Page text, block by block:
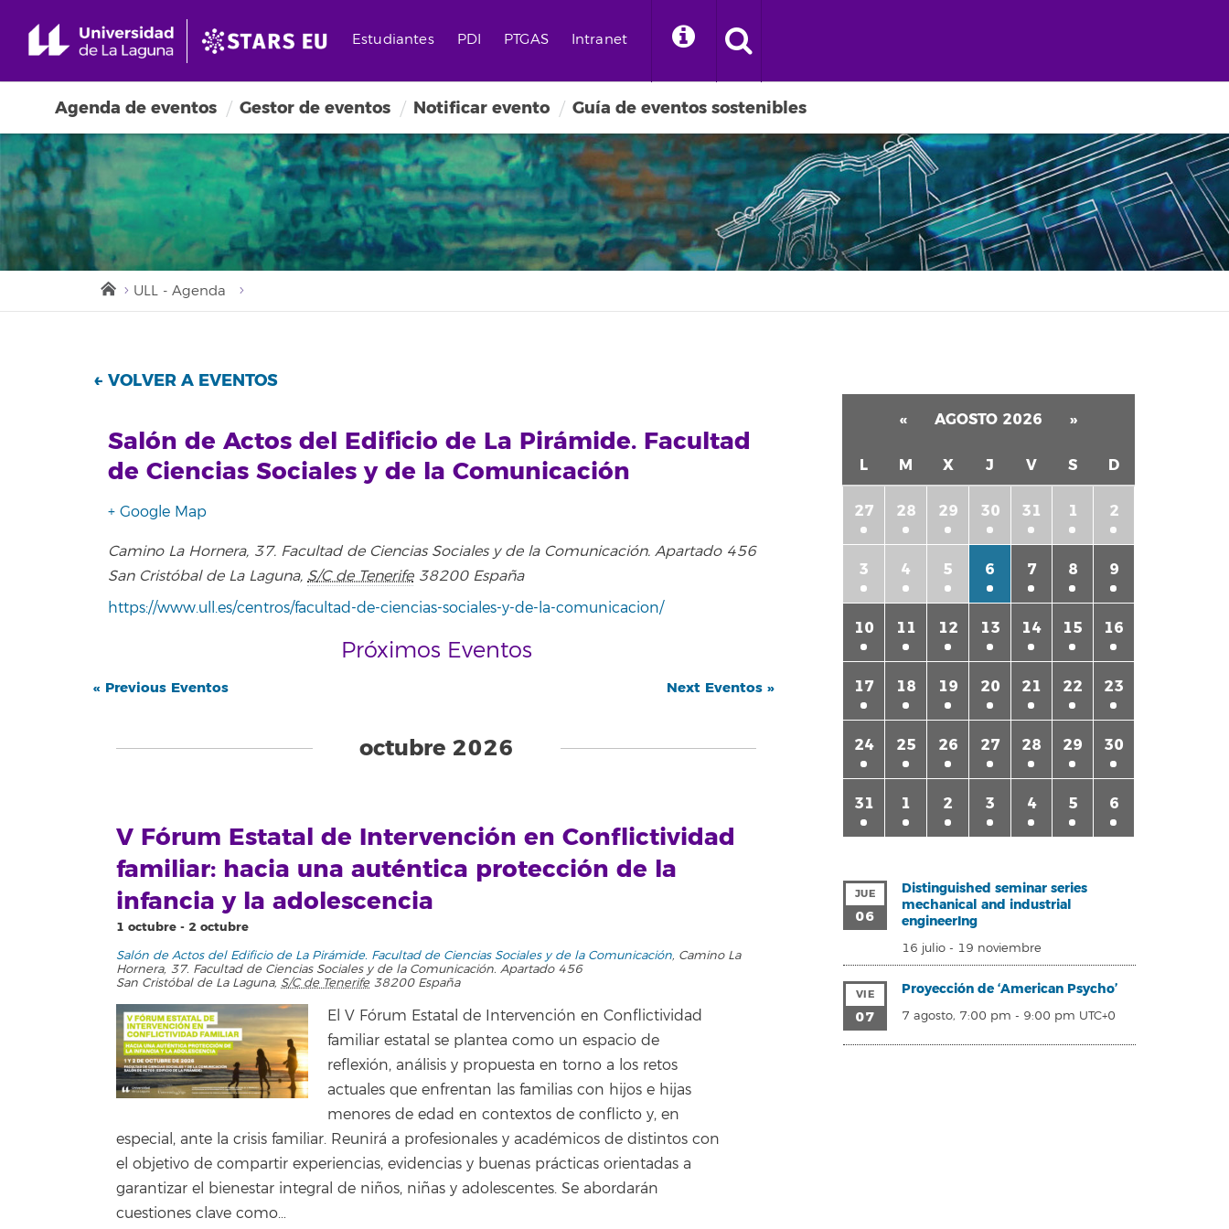
Estudiantes PDI PTGAS Intranet
Agenda de eventos Gestor de eventos Notificar evento Guía de eventos sostenibles
ULL - Agenda
← VOLVER A EVENTOS
Salón de Actos del Edificio de La Pirámide. Facultad
de Ciencias Sociales y de la Comunicación
+ Google Map
Camino La Hornera, 37. Facultad de Ciencias Sociales y de la Comunicación. Apartado 456
San Cristóbal de La Laguna, S/C de Tenerife 38200 España
https://www.ull.es/centros/facultad-de-ciencias-sociales-y-de-la-comunicacion/
Próximos Eventos
Eventos
« Previous Eventos Next Eventos »
octubre 2026
V Fórum Estatal de Intervención en Conflictividad
familiar: hacia una auténtica protección de la
infancia y la adolescencia
1 octubre - 2 octubre
Salón de Actos del Edificio de La Pirámide. Facultad de Ciencias Sociales y de la Comunicación, Camino La
Hornera, 37. Facultad de Ciencias Sociales y de la Comunicación. Apartado 456
San Cristóbal de La Laguna, S/C de Tenerife 38200 España
El V Fórum Estatal de Intervención en Conflictividad
familiar estatal se plantea como un espacio de
reflexión, análisis y propuesta en torno a los retos
actuales que enfrentan las familias con hijos e hijas
menores de edad en contextos de conflicto y, en
especial, ante la crisis familiar. Reunirá a profesionales y académicos de distintos con
el objetivo de compartir experiencias, evidencias y buenas prácticas orientadas a
garantizar el bienestar integral de niños, niñas y adolescentes. Se abordarán
cuestiones clave como…
« AGOSTO 2026 »
L M X J V S D
27 28 29 30 31 1 2
3 4 5 6 7 8 9
10 11 12 13 14 15 16
17 18 19 20 21 22 23
24 25 26 27 28 29 30
31 1 2 3 4 5 6
JUE
06
Distinguished seminar series
mechanical and industrial
engineerIng
16 julio - 19 noviembre
VIE
07
Proyección de ‘American Psycho’
7 agosto, 7:00 pm - 9:00 pm UTC+0